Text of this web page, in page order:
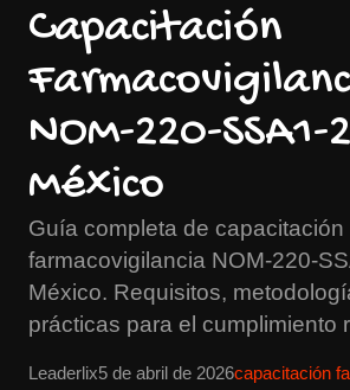
Capacitación
NOM-220-SSA1-
México
Guía completa de capacitación
farmacovigilancia NOM-220-
México. Requisitos,
prácticas para el cumplimiento
Leaderlix5 de abril de 2026capacitación